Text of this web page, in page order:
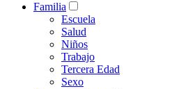
Familia
Escuela
Salud
Niños
Trabajo
Tercera Edad
Sexo